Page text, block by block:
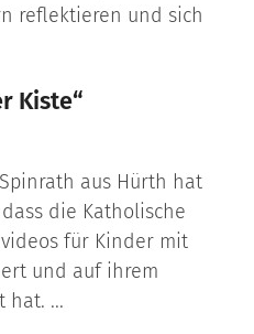
reflektieren und sich
Kiste“
aus Hürth hat
die Katholische
für Kinder mit
und auf ihrem
hat. ...